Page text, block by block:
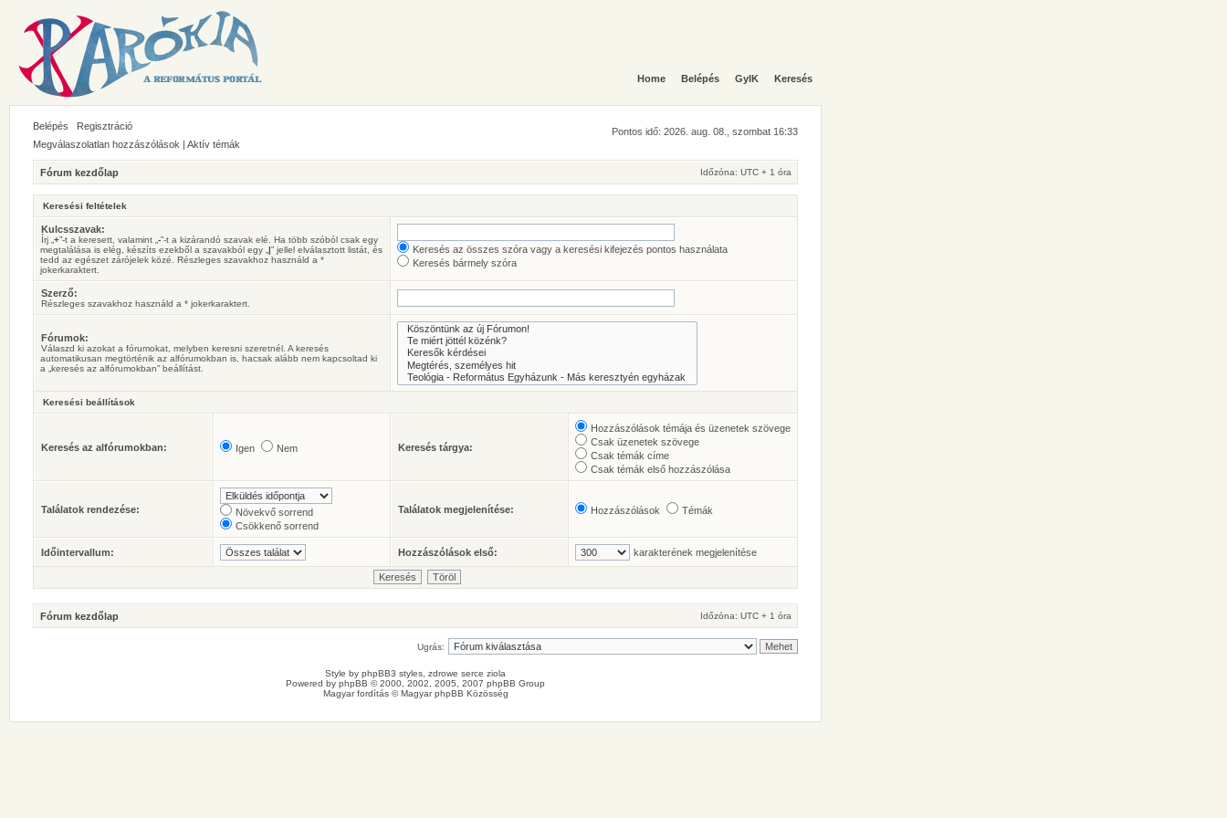
Home Belépés GyIK Keresés
Belépés Regisztráció
Pontos idő: 2026. aug. 08., szombat 16:33
Megválaszolatlan hozzászólások | Aktív témák
Fórum kezdőlap Időzóna: UTC + 1 óra
Keresési feltételek
Kulcsszavak:
Írj „ +”-t a keresett, valamint „ -”-t a kizárandó szavak elé. Ha több szóból csak egy
megtalálása is elég, készíts ezekből a szavakból egy „ |” jellel elválasztott listát, és
tedd az egészet zárójelek közé. Részleges szavakhoz használd a *
jokerkaraktert.
Keresés az összes szóra vagy a keresési kifejezés pontos használata
Keresés bármely szóra
Szerző:
Részleges szavakhoz használd a * jokerkaraktert.
Fórumok:
Válaszd ki azokat a fórumokat, melyben keresni szeretnél. A keresés
automatikusan megtörténik az alfórumokban is, hacsak alább nem kapcsoltad ki
a „keresés az alfórumokban” beállítást.
Keresési beállítások
Keresés az alfórumokban: Igen Nem Keresés tárgya:
Hozzászólások témája és üzenetek szövege
Csak üzenetek szövege
Csak témák címe
Csak témák első hozzászólása
Találatok rendezése:
Növekvő sorrend
Csökkenő sorrend
Találatok megjelenítése: Hozzászólások Témák
Időintervallum: Hozzászólások első: karakterének megjelenítése
Fórum kezdőlap Időzóna: UTC + 1 óra
Ugrás:
Style by phpBB3 styles , zdrowe serce ziola
Powered by phpBB © 2000, 2002, 2005, 2007 phpBB Group
Magyar fordítás ©Magyar phpBB Közösség